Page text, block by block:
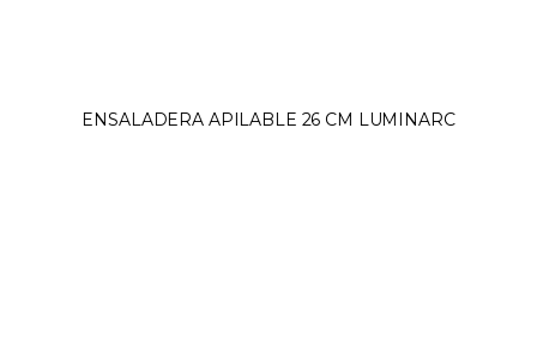
ENSALADERA APILABLE 26 CM LUMINARC